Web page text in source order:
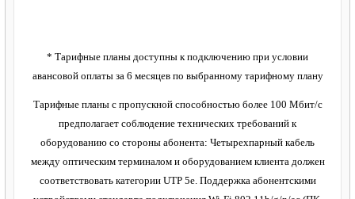
* Тарифные планы доступны к подключению при условии
авансовой оплаты за 6 месяцев по выбранному тарифному плану
Тарифные планы с пропускной способностью более 100 Мбит/с
предполагает соблюдение технических требований к
оборудованию со стороны абонента: Четырехпарный кабель
между оптическим терминалом и оборудованием клиента должен
соответствовать категории UTP 5e. Поддержка абонентскими